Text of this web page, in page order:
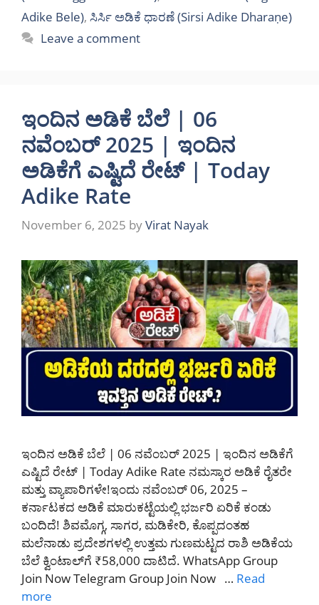
Adike Bele), ಸಿರ್ಸಿ ಅಡಿಕೆ ಧಾರಣೆ (Sirsi Adike Dharaṇe)
Leave a comment
ಇಂದಿನ ಅಡಿಕೆ ಬೆಲೆ | 06
ನವೆಂಬರ್ 2025 | ಇಂದಿನ
ಅಡಿಕೆಗೆ ಎಷ್ಟಿದೆ ರೇಟ್‌ | Today
Adike Rate
November 6, 2025 byVirat Nayak
ಇಂದಿನ ಅಡಿಕೆ ಬೆಲೆ | 06 ನವೆಂಬರ್ 2025 | ಇಂದಿನ ಅಡಿಕೆಗೆ
ಎಷ್ಟಿದೆ ರೇಟ್‌ | Today Adike Rate ನಮಸ್ಕಾರ ಅಡಿಕೆ ರೈತರೇ
ಮತ್ತು ವ್ಯಾಪಾರಿಗಳೇ!ಇಂದು ನವೆಂಬರ್ 06, 2025 –
ಕರ್ನಾಟಕದ ಅಡಿಕೆ ಮಾರುಕಟ್ಟೆಯಲ್ಲಿ ಭರ್ಜರಿ ಏರಿಕೆ ಕಂಡು
ಬಂದಿದೆ! ಶಿವಮೊಗ್ಗ, ಸಾಗರ, ಮಡಿಕೇರಿ, ಕೊಪ್ಪದಂತಹ
ಮಲೆನಾಡು ಪ್ರದೇಶಗಳಲ್ಲಿ ಉತ್ತಮ ಗುಣಮಟ್ಟದ ರಾಶಿ ಅಡಿಕೆಯ
ಬೆಲೆ ಕ್ವಿಂಟಾಲ್‌ಗೆ ₹58,000 ದಾಟಿದೆ. WhatsApp Group
Join Now Telegram Group Join Now … Read
more